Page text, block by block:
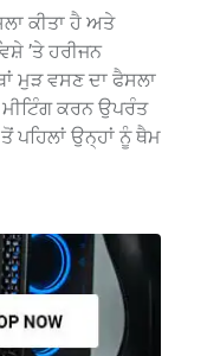
ਕੀਤਾ ਹੈ ਅਤੇ
’ਤੇ ਹਰੀਜਨ
ਮੁੜ ਵਸਣ ਦਾ ਫੈਸਲਾ
ਮੀਟਿੰਗ ਕਰਨ ਉਪਰੰਤ
ਪਹਿਲਾਂ ਉਨ੍ਹਾਂ ਨੂੰ ਥੈਮ